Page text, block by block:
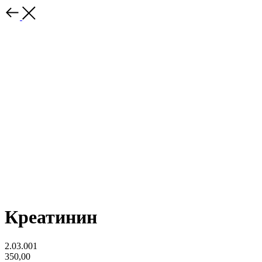
Креатинин
2.03.001
350,00